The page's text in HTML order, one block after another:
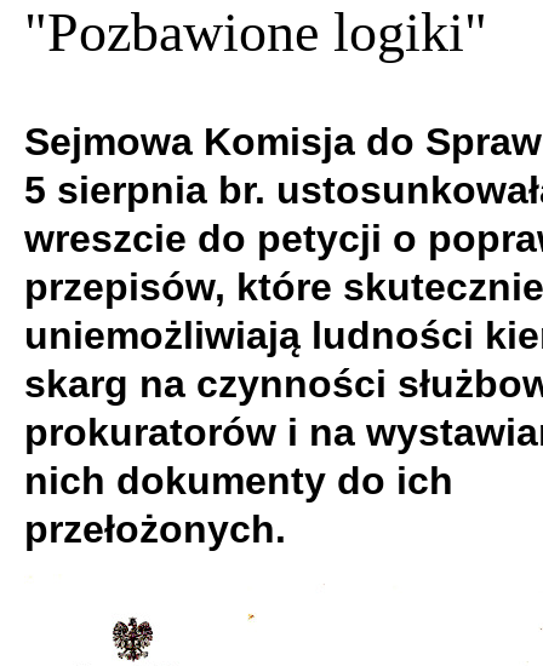
"Pozbawione logiki"
Sejmowa Komisja do
5 sierpnia br.
wreszcie do petycji o
przepisów, które skutecznie
uniemożliwiają ludności
skarg na czynności
prokuratorów i na
nich dokumenty do ich
przełożonych.